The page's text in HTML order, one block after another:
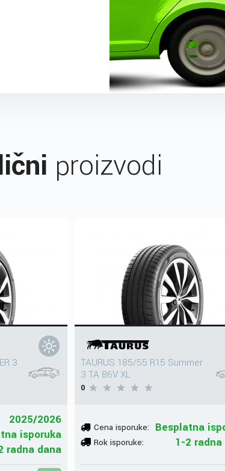
proizvodi
3
2025/2026
isporuka
radna dana
TAURUS 185/55 R15 Summer
3 TA 86V XL
0
Cena isporuke: Besplatna
Rok isporuke: 1-2